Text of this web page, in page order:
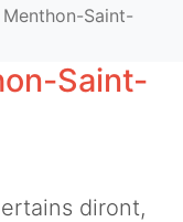
Saint-
Saint-
diront,